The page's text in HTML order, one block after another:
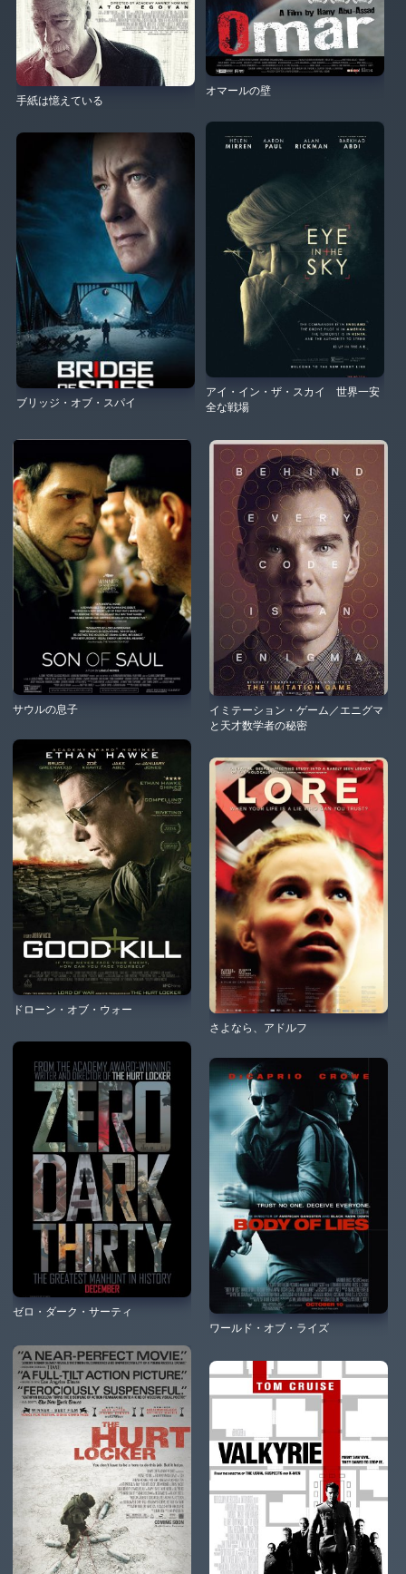
オマールの壁
手紙は憶えている
アイ・イン・ザ・スカイ 世界一安
全な戦場
ブリッジ・オブ・スパイ
サウルの息子
イミテーション・ゲーム／エニグマ
と天才数学者の秘密
ドローン・オブ・ウォー
さよなら、アドルフ
ゼロ・ダーク・サーティ
ワールド・オブ・ライズ